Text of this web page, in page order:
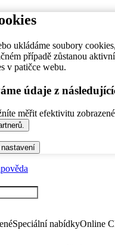
ukládáme soubory
případě zůstanou
v patičce webu.
údaje z
měřit efektivitu
Speciální nabídkyOnline